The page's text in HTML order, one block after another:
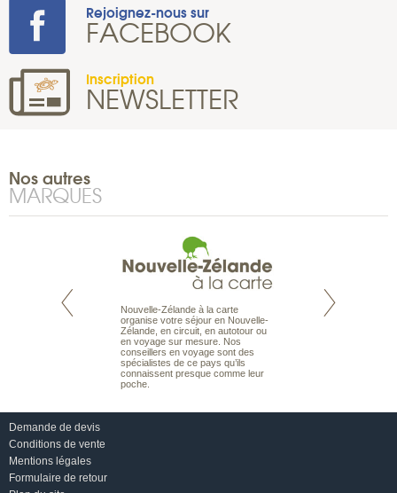
Rejoignez-nous sur
FACEBOOK
Inscription
NEWSLETTER
Nos autres
MARQUES
est le spécialiste
Nouvelle-Zélande à la carte
organise votre séjour en Nouvelle-
Zélande, en circuit, en autotour ou
en voyage sur mesure. Nos
conseillers en voyage sont des
spécialistes de ce pays qu’ils
connaissent presque comme leur
poche.
Notre site
Demande de devis
Conditions de vente
Mentions légales
Formulaire de retour